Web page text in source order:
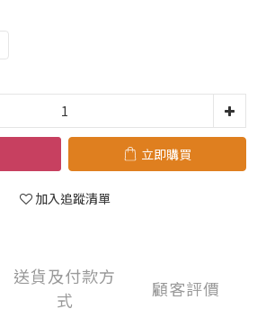
立即購買
加入追蹤清單
送貨及付款方
式
顧客評價